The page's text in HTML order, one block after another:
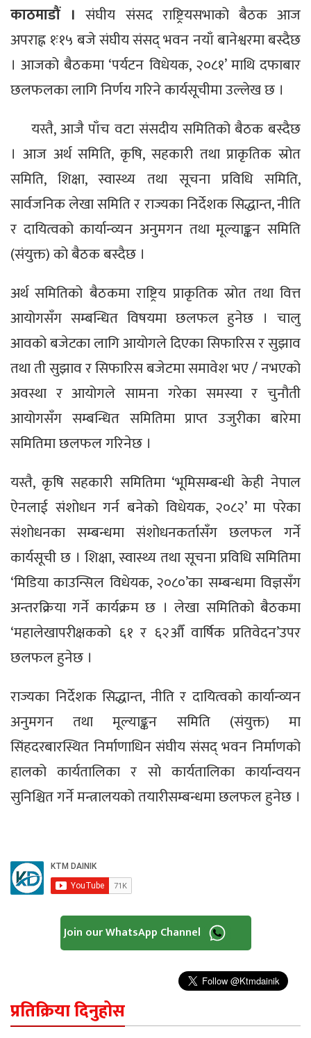
काठमाडौं ।संघीय संसद राष्ट्रियसभाको बैठक आज
अपराह्न १ः१५ बजे संघीय संसद् भवन नयाँ बानेश्वरमा बस्दैछ
। आजको बैठकमा ‘पर्यटन विधेयक, २०८१’ माथि दफाबार
छलफलका लागि निर्णय गरिने कार्यसूचीमा उल्लेख छ ।
यस्तै, आजै पाँच वटा संसदीय समितिको बैठक बस्दैछ
। आज अर्थ समिति, कृषि, सहकारी तथा प्राकृतिक स्रोत
समिति, शिक्षा, स्वास्थ्य तथा सूचना प्रविधि समिति,
सार्वजनिक लेखा समिति र राज्यका निर्देशक सिद्धान्त, नीति
र दायित्वको कार्यान्व्यन अनुमगन तथा मूल्याङ्कन समिति
(संयुक्त) को बैठक बस्दैछ ।
अर्थ समितिको बैठकमा राष्ट्रिय प्राकृतिक स्रोत तथा वित्त
आयोगसँग सम्बन्धित विषयमा छलफल हुनेछ । चालु
आवको बजेटका लागि आयोगले दिएका सिफारिस र सुझाव
तथा ती सुझाव र सिफारिस बजेटमा समावेश भए / नभएको
अवस्था र आयोगले सामना गरेका समस्या र चुनौती
आयोगसँग सम्बन्धित समितिमा प्राप्त उजुरीका बारेमा
समितिमा छलफल गरिनेछ ।
यस्तै, कृषि सहकारी समितिमा ‘भूमिसम्बन्धी केही नेपाल
ऐनलाई संशोधन गर्न बनेको विधेयक, २०८२’ मा परेका
संशोधनका सम्बन्धमा संशोधनकर्तासँग छलफल गर्ने
कार्यसूची छ । शिक्षा, स्वास्थ्य तथा सूचना प्रविधि समितिमा
‘मिडिया काउन्सिल विधेयक, २०८०’का सम्बन्धमा विज्ञसँग
अन्तरक्रिया गर्ने कार्यक्रम छ । लेखा समितिको बैठकमा
‘महालेखापरीक्षकको ६१ र ६२औँ वार्षिक प्रतिवेदन’उपर
छलफल हुनेछ ।
राज्यका निर्देशक सिद्धान्त, नीति र दायित्वको कार्यान्व्यन
अनुमगन तथा मूल्याङ्कन समिति (संयुक्त) मा
सिंहदरबारस्थित निर्माणाधिन संघीय संसद् भवन निर्माणको
हालको कार्यतालिका र सो कार्यतालिका कार्यान्वयन
सुनिश्चित गर्ने मन्त्रालयको तयारीसम्बन्धमा छलफल हुनेछ ।
Join our WhatsApp Channel
प्रतिक्रिया दिनुहोस